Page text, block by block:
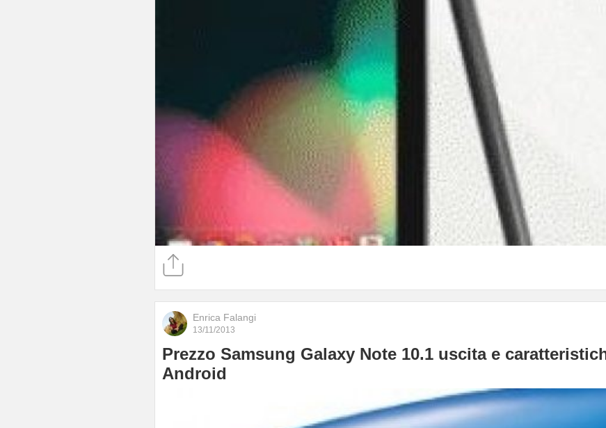
Enrica Falangi
13/11/2013
Prezzo Samsung Galaxy Note 10.1 uscita e
Android